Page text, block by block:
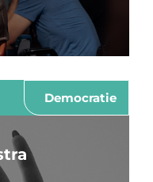
Democratie